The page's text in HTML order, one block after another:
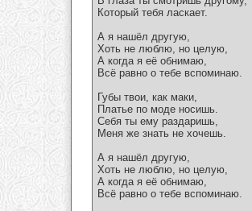
Который тебя ласкает.
А я нашёл другую,
Хоть не люблю, но целую,
А когда я её обнимаю,
Всё равно о тебе вспоминаю.
Губы твои, как маки,
Платье по моде носишь.
Себя ты ему раздаришь,
Меня же знать не хочешь.
А я нашёл другую,
Хоть не люблю, но целую,
А когда я её обнимаю,
Всё равно о тебе вспоминаю.